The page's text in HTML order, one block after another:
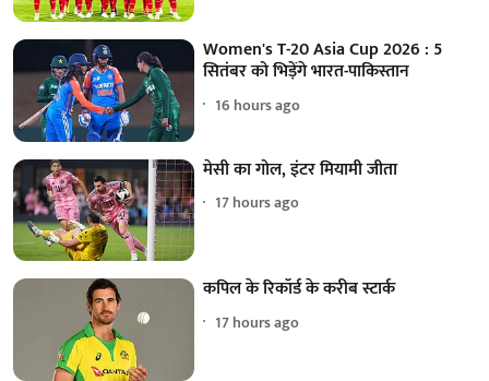
Women's T-20 Asia Cup 2026 : 5
सितंबर को भिड़ेंगे भारत-पाकिस्तान
16 hours ago
मेसी का गोल, इंटर मियामी जीता
17 hours ago
कपिल के रिकॉर्ड के करीब स्टार्क
17 hours ago